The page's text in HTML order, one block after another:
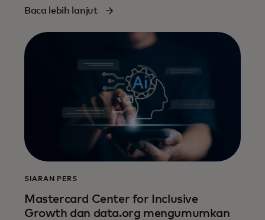
Baca lebih lanjut
SIARAN PERS
Mastercard Center for Inclusive
Growth dan data.org mengumumkan